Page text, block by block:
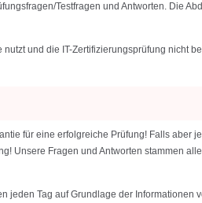
Testfragen und Antworten. Die
und die IT-Zertifizierungsprüfung nicht
für eine erfolgreiche Prüfung! Falls aber
Unsere Fragen und Antworten stammen
jeden Tag auf Grundlage der Informationen